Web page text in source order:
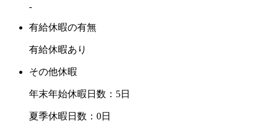
-
有給休暇の有無
有給休暇あり
その他休暇
年末年始休暇日数：5日
夏季休暇日数：0日